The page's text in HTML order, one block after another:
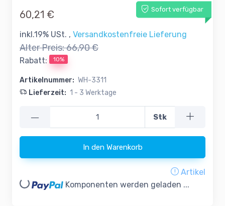
Sofort verfügbar
60,21 €
inkl.19% USt. , Versandkostenfreie Lieferung
Alter Preis:66,90 €
Rabatt: 10%
Artikelnummer: WH-3311
Lieferzeit: 1 - 3 Werktage
— Stk
In den Warenkorb
Artikel
Komponenten werden geladen ...